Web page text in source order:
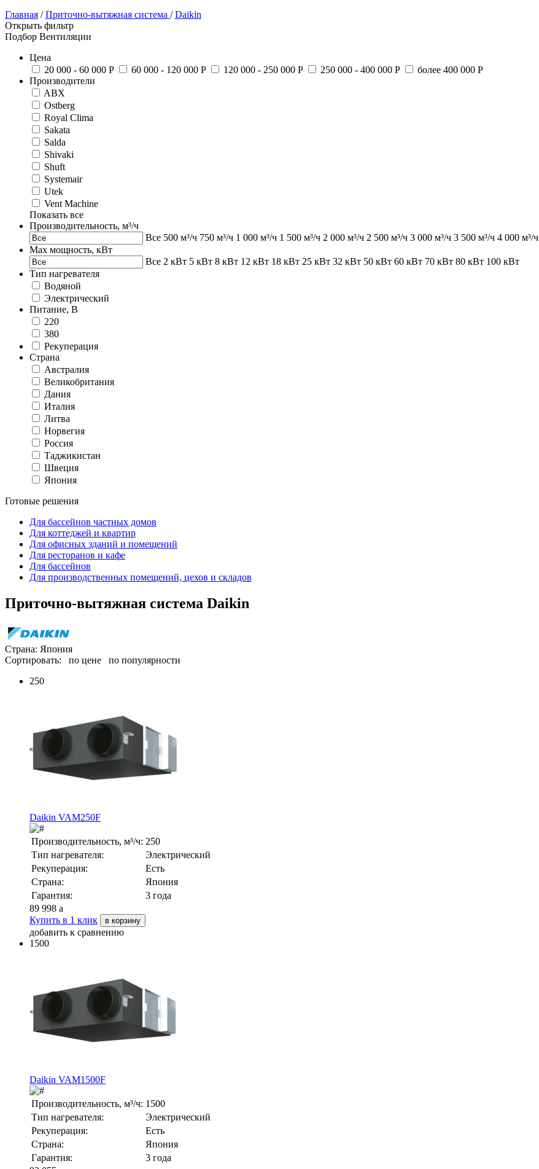
Главная /Приточно-вытяжная система /Daikin
Открыть фильтр
Подбор Вентиляции
Цена
20 000 - 60 000 Р
60 000 - 120 000 Р 120 000 - 250 000 Р 250 000 - 400 000 Р
более 400 000 Р
Производители
ABX
Ostberg
Royal Clima
Sakata
Salda
Shivaki
Shuft
Systemair
Utek
Vent Machine
Показать все
Производительность, м³/ч
Все 500 м³/ч 750 м³/ч 1 000 м³/ч 1 500 м³/ч 2 000 м³/ч 2 500 м³/ч 3 000 м³/ч 3 500 м³/ч 4 000 м³/ч
Max мощность, кВт
Все 2 кВт 5 кВт 8 кВт 12 кВт 18 кВт 25 кВт 32 кВт 50 кВт 60 кВт 70 кВт 80 кВт 100 кВт
Тип нагревателя
Водяной
Электрический
Питание, В
220
380
Рекуперация
Страна
Австралия
Великобритания
Дания
Италия
Литва
Норвегия
Россия
Таджикистан
Швеция
Япония
Готовые решения
Для бассейнов частных домов
Для коттеджей и квартир
Для офисных зданий и помещений
Для ресторанов и кафе
Для бассейнов
Для производственных помещений, цехов и складов
Приточно-вытяжная система Daikin
Страна: Япония
Сортировать: по цене
по популярности
250
Daikin VAM250F
Производительность, м³/ч: 250
Тип нагревателя:
Электрический
Рекуперация:
Есть
Страна:
Япония
Гарантия:
3 года
89 998 a
Купить в 1 клик
в корзину
добавить к сравнению
1500
Daikin VAM1500F
Производительность, м³/ч: 1500
Тип нагревателя:
Электрический
Рекуперация:
Есть
Страна:
Япония
Гарантия:
3 года